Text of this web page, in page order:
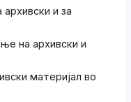
и за
на архивски и
материјал во